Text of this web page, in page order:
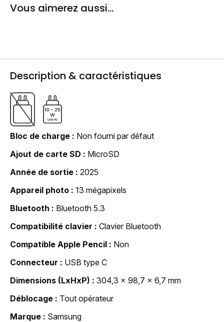
Vous aimerez aussi...
Description & caractéristiques
Bloc de charge
Non fourni par défaut
Ajout de carte SD
MicroSD
Année de sortie
2025
Appareil photo
13 mégapixels
Bluetooth
Bluetooth 5.3
Compatibilité clavier
Clavier Bluetooth
Compatible Apple Pencil
Non
Connecteur
USB type C
Dimensions (LxHxP)
304,3 x 98,7 x 6,7 mm
Déblocage
Tout opérateur
Marque
Samsung